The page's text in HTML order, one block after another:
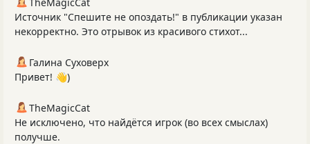
Источник "Спешите не опоздать!" в публикации указан
некорректно. Это отрывок из красивого стихот...
Галина Суховерх
Привет! 👋)
TheMagicCat
Не исключено, что найдётся игрок (во всех смыслах)
получше.